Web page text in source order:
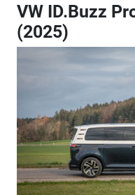
VW ID.Buzz
(2025)